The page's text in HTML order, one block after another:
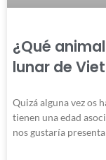
¿Qué
lunar de
Quizá alguna vez os
tienen una edad
nos gustaría